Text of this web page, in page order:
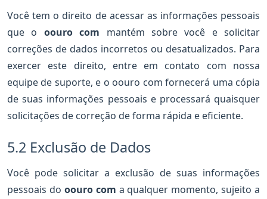
Você tem o direito de acessar as informações pessoais
que o oouro com mantém sobre você e solicitar
correções de dados incorretos ou desatualizados. Para
exercer este direito, entre em contato com nossa
equipe de suporte, e o oouro com fornecerá uma cópia
de suas informações pessoais e processará quaisquer
solicitações de correção de forma rápida e eficiente.
5.2 Exclusão de Dados
Você pode solicitar a exclusão de suas informações
pessoais do oouro com a qualquer momento, sujeito a